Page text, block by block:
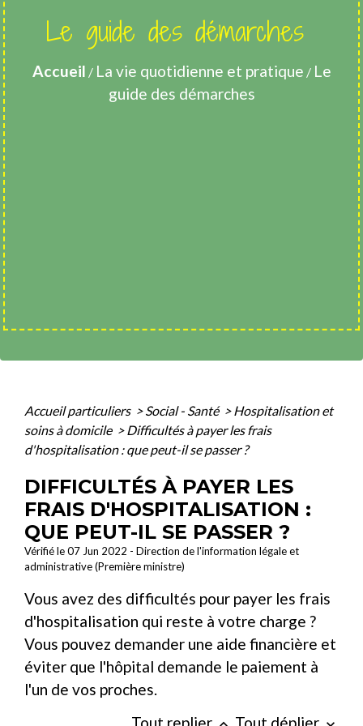
Le guide des démarches
Accueil / La vie quotidienne et pratique / Le
guide des démarches
Accueil particuliers > Social - Santé > Hospitalisation et
soins à domicile > Difficultés à payer les frais
d'hospitalisation : que peut-il se passer ?
DIFFICULTÉS À PAYER LES
FRAIS D'HOSPITALISATION :
QUE PEUT-IL SE PASSER ?
Vérifié le 07 Jun 2022 - Direction de l'information légale et
administrative (Première ministre)
Vous avez des difficultés pour payer les frais
d'hospitalisation qui reste à votre charge ?
Vous pouvez demander une aide financière et
éviter que l'hôpital demande le paiement à
l'un de vos proches.